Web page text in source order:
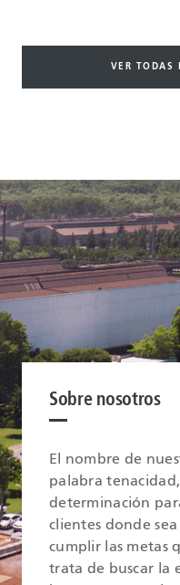
VER TODAS
Sobre nosotros
El nombre de
palabra
determinación
clientes donde
cumplir las metas
trata de buscar la